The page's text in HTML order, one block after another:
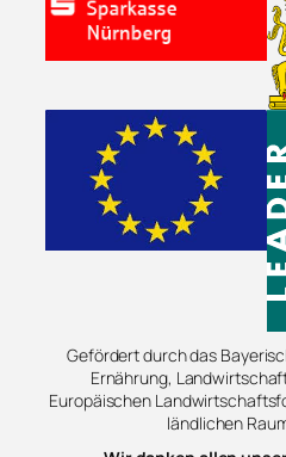
Gefördert durch das
Ernährung,
Europäischen
ländlichen